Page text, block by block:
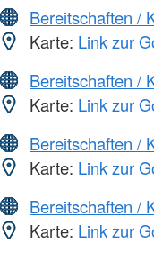
Bereitschaften /
Karte: Link zur
Bereitschaften /
Karte: Link zur
Bereitschaften /
Karte: Link zur
Bereitschaften /
Karte: Link zur